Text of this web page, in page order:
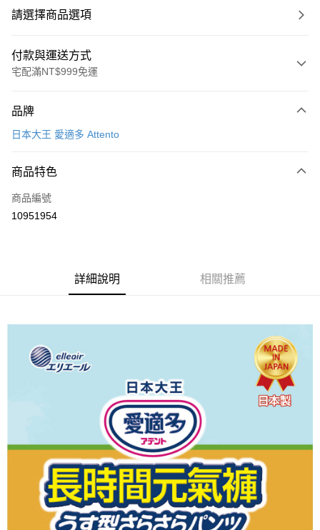
請選擇商品選項
付款與運送方式
宅配滿NT$999免運
信用卡一次付款
3 期 0 利率 每期
合作金庫商業銀行
上海商業儲蓄銀行
聯邦商業銀行
遠東國際商業銀行
元大商業銀行
台新國際商業銀行
中國信託商業銀行
合作金庫商業銀行
臺灣中小企業銀行
台中商業銀行
匯豐（台灣）商業銀行
華泰商業銀行
台新國際商業銀行
台灣樂天信用卡公司
LINE Pay
Google Pay
全盈+PAY
大哥付你分期
【大哥付你分期使用說明】
1.本服務由台灣大哥大提供，台灣大哥大用戶可立即使用無須另外申請。
2.付款方式選擇「大哥付你分期」，訂單成立後會自動跳轉到大哥付的交易
流程，驗證手機門號後，選擇欲分期的期數、繳款截止日，確認付款後即完
成交易。
3.實際核准額度、可分期數及費用金額請依後續交易確認頁面所載為準。
4.訂單成立30分鐘內，如未前往確認交易或遇審核未通過，訂單將自動取
消。如遇「轉專審核」未通過狀況，表示未達大哥付你分期系統評分，恕無
法說明評估內容。
【繳款方式說明】
【關於「AFTEE先享後付」】
AFTEE先享後付是「在收到商品之後才付款」的支付方式。 讓您購物簡單
便利好安心！
１．簡單：不需註冊會員、不需綁卡、不需儲值。
２．便利：只要手機號碼，簡訊認證，即可結帳。
３．安心：先確認商品／服務後，再付款。
ATM付款
運送方式
大榮宅配
品牌
日本大王 愛適多 Attento
商品特色
商品編號
10951954
詳細說明 相關推薦